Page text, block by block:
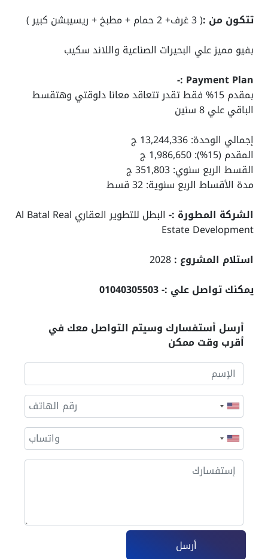
تتكون من :( 3 غرف+ 2 حمام + مطبخ + ريسيبشن كبير )
بفيو مميز علي البحيرات الصناعية واللاند سكيب
Payment Plan :-
بمقدم 15% فقط تقدر تتعاقد معانا دلوقتي وهتقسط
الباقي علي 8 سنين
إجمالي الوحدة: 13,244,336 ج
المقدم (15%): 1,986,650 ج
القسط الربع سنوي: 351,803 ج
مدة الأقساط الربع سنوية: 32 قسط
الشركة المطورة :-
البطل للتطوير العقاري Al Batal Real
Estate Development
استلام المشروع :2028
يمكنك تواصل علي :- 01040305503
أرسل أستفسارك وسيتم التواصل معك في
أقرب وقت ممكن
أرسل